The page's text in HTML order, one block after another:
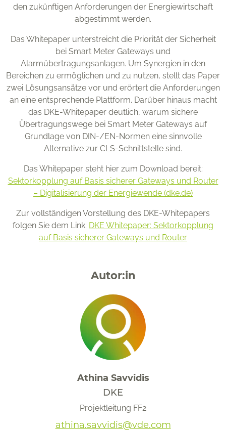
den zukünftigen Anforderungen der Energiewirtschaft
abgestimmt werden.
Das Whitepaper unterstreicht die Priorität der Sicherheit
bei Smart Meter Gateways und
Alarmübertragungsanlagen. Um Synergien in den
Bereichen zu ermöglichen und zu nutzen, stellt das Paper
zwei Lösungsansätze vor und erörtert die Anforderungen
an eine entsprechende Plattform. Darüber hinaus macht
das DKE-Whitepaper deutlich, warum sichere
Übertragungswege bei Smart Meter Gateways auf
Grundlage von DIN-/EN-Normen eine sinnvolle
Alternative zur CLS-Schnittstelle sind.
Das Whitepaper steht hier zum Download bereit:
Sektorkopplung auf Basis sicherer Gateways und Router
– Digitalisierung der Energiewende (dke.de)
Zur vollständigen Vorstellung des DKE-Whitepapers
folgen Sie dem Link: DKE Whitepaper: Sektorkopplung
auf Basis sicherer Gateways und Router
Autor:in
Athina Savvidis
DKE
Projektleitung FF2
athina.savvidis@vde.com